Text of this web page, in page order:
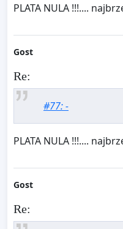
PLATA NULA !!!....
Gost
Re:
#77: -
PLATA NULA !!!....
Gost
Re: